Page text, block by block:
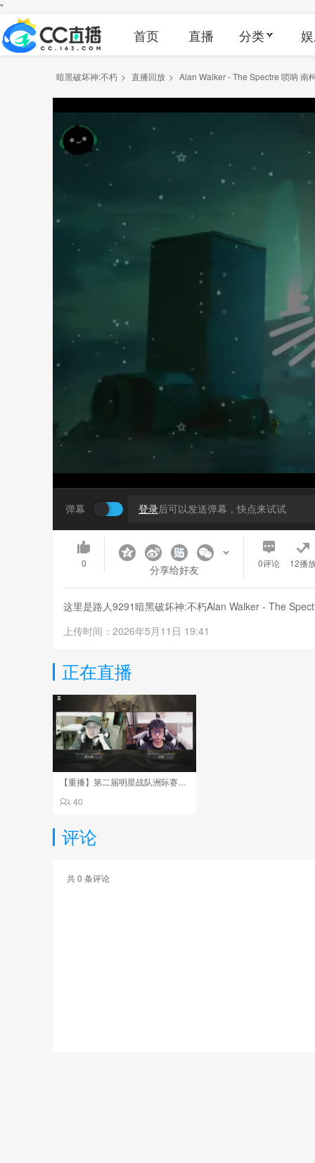
"
首页 直播 分类
暗黑破坏神:不朽 > 直播回放 > Alan Walker - The Spectre 唢呐 南
弹幕 登录后可以发送弹幕，快点来试试
0 分享给好友 0评论 12播
这里是路人9291暗黑破坏神:不朽Alan Walker - The
上传时间：2026年5月11日 19:41
正在直播
40
评论
共0 条评论